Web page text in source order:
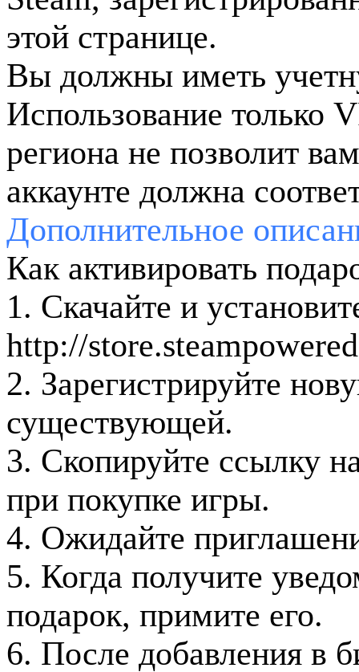
этой странице.
Вы должны иметь
Использование только
региона не позволит
аккаунте должна
Дополнительное
Как активировать
1. Скачайте и
http://
2. Зарегистрируйте
существующей.
3. Скопируйте ссылку
при покупке игры.
4. Ожидайте
5. Когда получите
подарок, примите его.
6. После добавления в